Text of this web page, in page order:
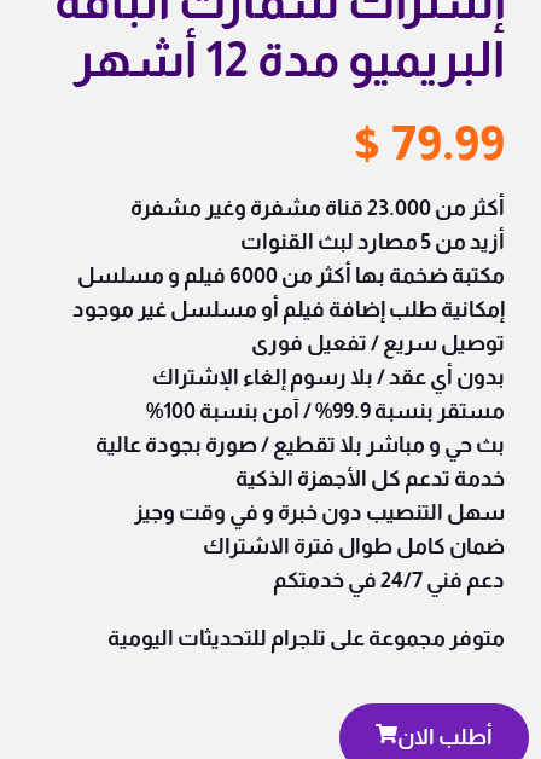
البريميو مدة 12 أشهر
$ 79.99
أكثر من 23.000 قناة مشفرة وغير مشفرة
أزيد من 5 مصارد لبث القنوات
مكتبة ضخمة بها أكثر من 6000 فيلم و مسلسل
إمكانية طلب إضافة فيلم أو مسلسل غير موجود
توصيل سريع / تفعيل فورى
بدون أي عقد / بلا رسوم إلغاء الإشتراك
مستقر بنسبة 99.9% /
آمن بنسبة 100%
بث حي و مباشر بلا تقطيع /صورة بجودة عالية
خدمة تدعم كل الأجهزة الذكية
سهل التنصيب دون خبرة و في وقت وجيز
ضمان كامل طوال فترة الاشتراك
دعم فني 24/7 في خدمتكم
متوفر مجموعة على تلجرام للتحديثات اليومية
أطلب الان